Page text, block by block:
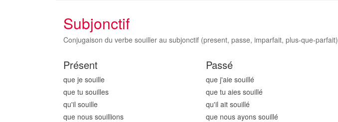
Subjonctif
Conjugaison du verbe souiller au subjonctif (present, passe, imparfait, plus-que-parfait)
Présent
que je souille
que tu souilles
qu'il souille
que nous souillions
Passé
que j'aie souillé
que tu aies souillé
qu'il ait souillé
que nous ayons souillé